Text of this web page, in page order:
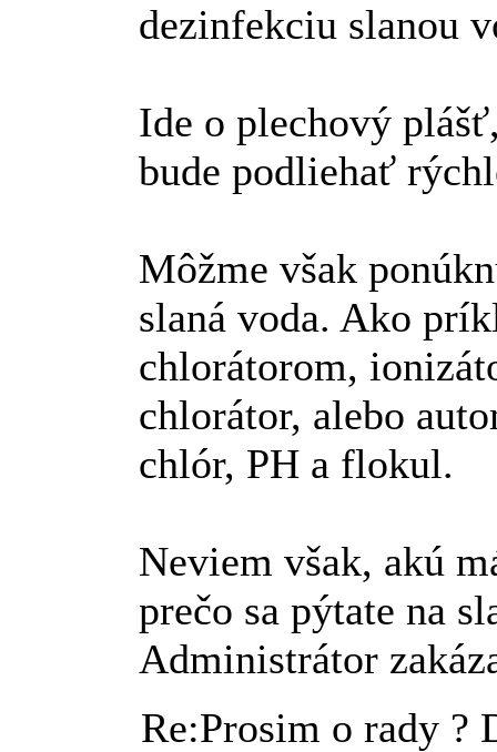
dezinfekciu slanou
Ide o plechový
bude podliehať
Môžme však
slaná voda. Ako
chlorátorom,
chlorátor, alebo
chlór, PH a flokul.
Neviem však, akú
prečo sa pýtate na
Administrátor
Re:Prosim o rady ?